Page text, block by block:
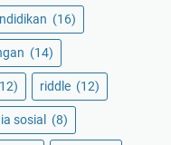
(16)
(14)
riddle (12)
sosial (8)